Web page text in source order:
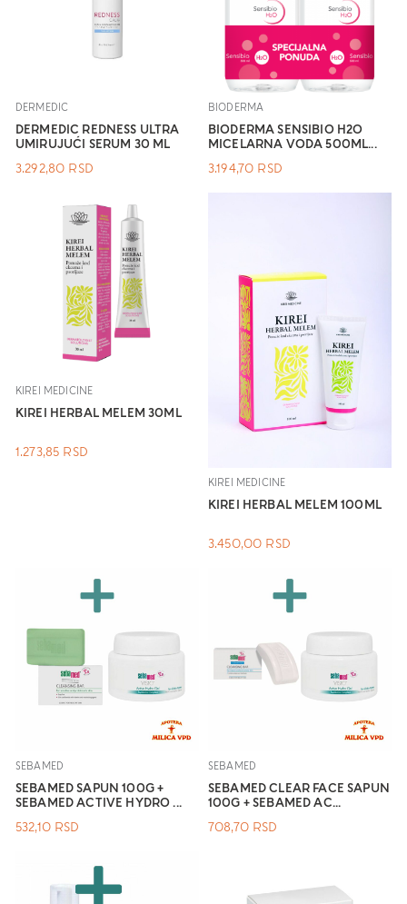
DERMEDIC
DERMEDIC REDNESS ULTRA
UMIRUJUĆI SERUM 30 ML
3.292,80 RSD
BIODERMA
BIODERMA SENSIBIO H2O
MICELARNA VODA 500ML...
3.194,70 RSD
KIREI MEDICINE
KIREI HERBAL MELEM 30ML
1.273,85 RSD
KIREI MEDICINE
KIREI HERBAL MELEM 100ML
3.450,00 RSD
SEBAMED
SEBAMED SAPUN 100G +
SEBAMED ACTIVE HYDRO ...
532,10 RSD
SEBAMED
SEBAMED CLEAR FACE SAPUN
100G + SEBAMED AC...
708,70 RSD